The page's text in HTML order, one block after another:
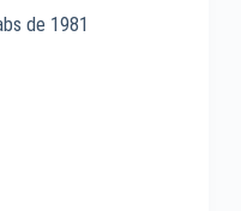
de 1981